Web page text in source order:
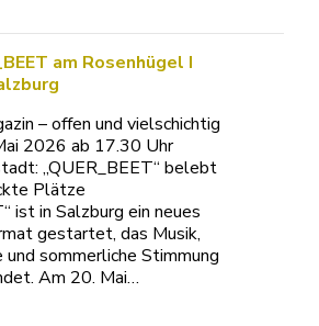
am Rosenhügel I
– offen und vielschichtig
2026 ab 17.30 Uhr
„QUER_BEET“ belebt
Plätze
ist in Salzburg ein neues
gestartet, das Musik,
sommerliche Stimmung
Am 20. Mai…